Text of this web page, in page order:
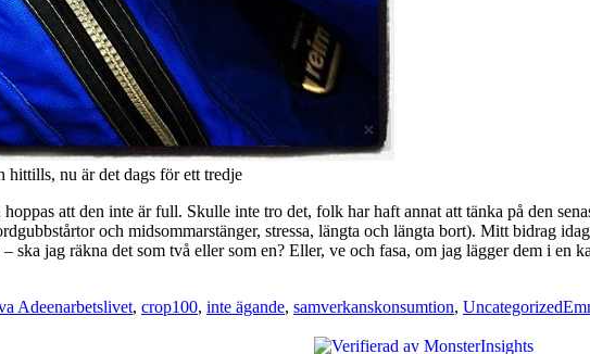
hittills, nu är det dags för ett tredje
att den inte är full. Skulle inte tro det, folk har haft annat att tänka på den
och midsommarstänger, stressa, längta och längta bort). Mitt bidrag
ska jag räkna det som två eller som en? Eller, ve och fasa, om jag lägger dem i
AdeenKategorier
arbetslivet, crop100, inte ägande, samverkanskonsumtion, Uncategorized